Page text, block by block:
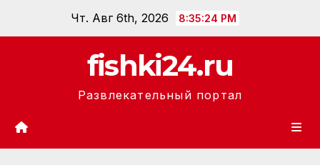
Чт. Авг 6th, 2026 8:35:25 PM
fishki24.ru
Развлекательный портал